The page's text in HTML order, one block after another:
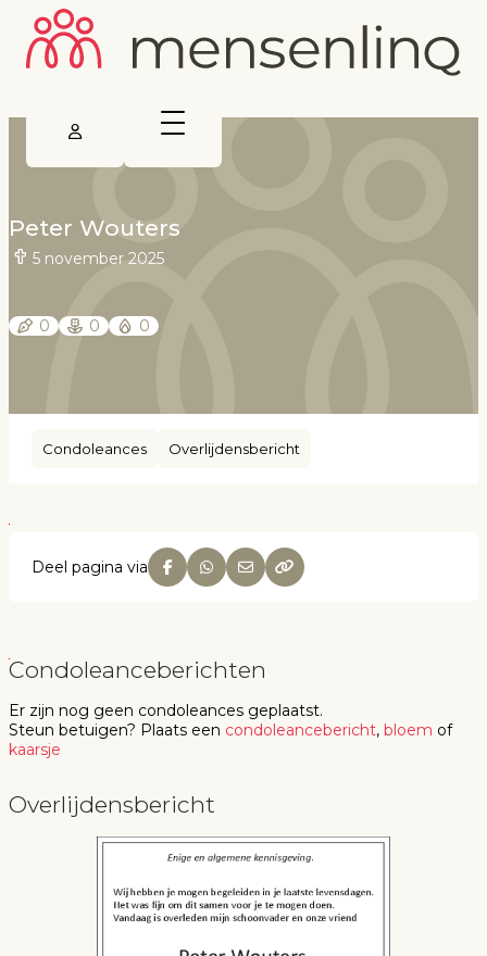
Peter Wouters
5 november 2025
0 0 0
Condoleances Overlijdensbericht
Deel pagina via
Condoleanceberichten
Er zijn nog geen condoleances geplaatst.
Steun betuigen? Plaats een condoleancebericht, bloem of
kaarsje
Overlijdensbericht